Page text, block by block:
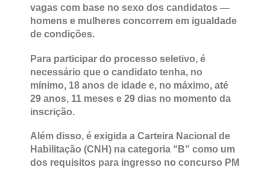
vagas com base no sexo dos candidatos —
homens e mulheres concorrem em igualdade
de condições.
Para participar do processo seletivo, é
necessário que o candidato tenha, no
mínimo, 18 anos de idade e, no máximo, até
29 anos, 11 meses e 29 dias no momento da
inscrição.
Além disso, é exigida a Carteira Nacional de
Habilitação (CNH) na categoria “B” como um
dos requisitos para ingresso no concurso PM